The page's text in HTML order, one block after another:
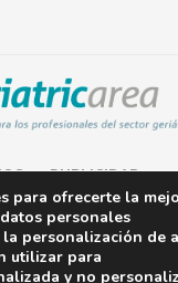
PUBLICIDAD
para ofrecerte la
personales
personalización de
utilizar para
y no